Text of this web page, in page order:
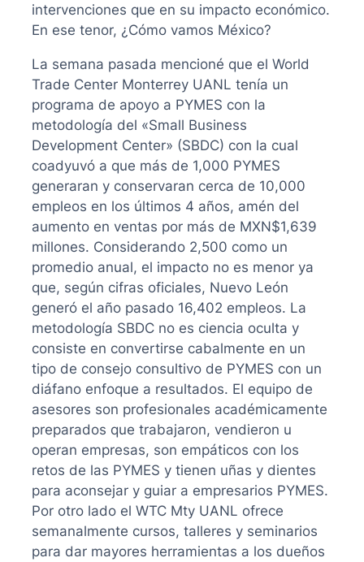
intervenciones que en su impacto económico.
En ese tenor, ¿Cómo vamos México?
La semana pasada mencioné que el World
Trade Center Monterrey UANL tenía un
programa de apoyo a PYMES con la
metodología del «Small Business
Development Center» (SBDC) con la cual
coadyuvó a que más de 1,000 PYMES
generaran y conservaran cerca de 10,000
empleos en los últimos 4 años, amén del
aumento en ventas por más de MXN$1,639
millones. Considerando 2,500 como un
promedio anual, el impacto no es menor ya
que, según cifras oficiales, Nuevo León
generó el año pasado 16,402 empleos. La
metodología SBDC no es ciencia oculta y
consiste en convertirse cabalmente en un
tipo de consejo consultivo de PYMES con un
diáfano enfoque a resultados. El equipo de
asesores son profesionales académicamente
preparados que trabajaron, vendieron u
operan empresas, son empáticos con los
retos de las PYMES y tienen uñas y dientes
para aconsejar y guiar a empresarios PYMES.
Por otro lado el WTC Mty UANL ofrece
semanalmente cursos, talleres y seminarios
para dar mayores herramientas a los dueños